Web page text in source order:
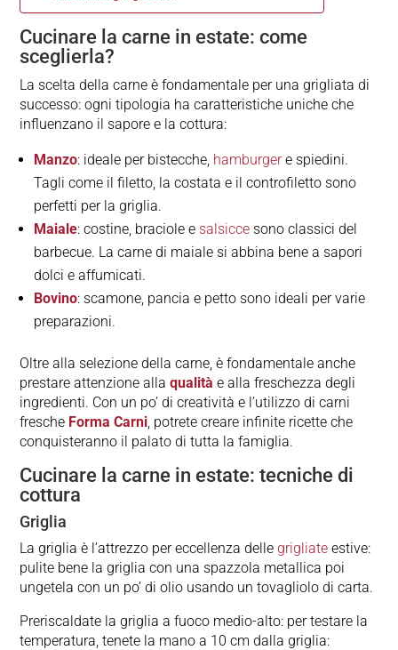
Cucinare la carne in estate: come
sceglierla?
La scelta della carne è fondamentale per una grigliata di
successo: ogni tipologia ha caratteristiche uniche che
influenzano il sapore e la cottura:
Manzo: ideale per bistecche, hamburgere spiedini.
Tagli come il filetto, la costata e il controfiletto sono
perfetti per la griglia.
Maiale: costine, braciole e salsicce sono classici del
barbecue. La carne di maiale si abbina bene a sapori
dolci e affumicati.
Bovino: scamone, pancia e petto sono ideali per varie
preparazioni.
Oltre alla selezione della carne, è fondamentale anche
prestare attenzione allaqualità e alla freschezza degli
ingredienti. Con un po’ di creatività e l’utilizzo di carni
fresche Forma Carni, potrete creare infinite ricette che
conquisteranno il palato di tutta la famiglia.
Cucinare la carne in estate: tecniche di
cottura
Griglia
La griglia è l’attrezzo per eccellenza delle grigliate estive:
pulite bene la griglia con una spazzola metallica poi
ungetela con un po’ di olio usando un tovagliolo di carta.
Preriscaldate la griglia a fuoco medio-alto: per testare la
temperatura, tenete la mano a 10 cm dalla griglia: